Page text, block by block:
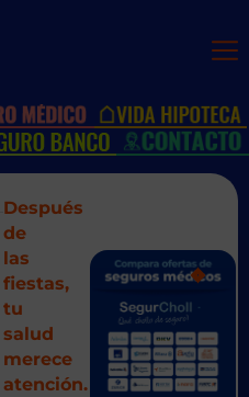
Después
de
las
fiestas,
tu
salud
merece
atención.
Quiero